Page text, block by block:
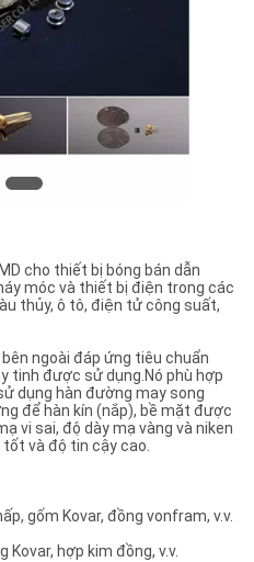
cho thiết bị bóng bán dẫn
móc và thiết bị điện trong các
thủy, ô tô, điện tử công suất,
ngoài đáp ứng tiêu chuẩn
tinh được sử dụng.Nó phù hợp
dụng hàn đường may song
để hàn kín (nắp), bề mặt được
vi sai, độ dày mạ vàng và niken
và độ tin cậy cao.
gốm Kovar, đồng vonfram, v.v.
Kovar, hợp kim đồng, v.v.